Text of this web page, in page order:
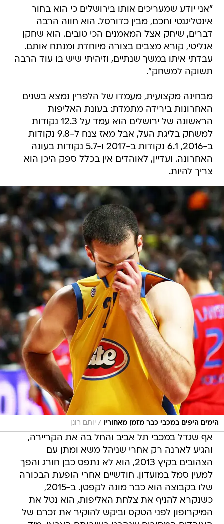
"אני יודע שמעריכים אותו בירושלים כי הוא בחור
אינטליגנטי וחכם, מבין כדורסל. הוא חווה הרבה
דברים, שיחק אצל המאמנים הכי טובים. הוא שחקן
אנליטי, קורא מצבים בצורה מיוחדת ומנתח אותם.
עבדתי איתו במשך שנתיים, וזיהיתי שיש בו עוד הרבה
תשוקה למשחק".
מבחינה מקצועית, מעמדו של הלפרין נמצא בשנים
האחרונות בירידה מתמדת: בעונת האליפות
הראשונה של ירושלים הוא עמד על 12.3 נקודות
למשחק בליגת העל, אבל מאז צנח ל-9.8 נקודות
ב-2016, 6.1 נקודות ב-2017 ו-5.7 נקודות בעונה
האחרונה. ועדיין, לאוהדים אין בכלל ספק היכן הוא
צריך להיות.
הימים היפים במכבי כבר מזמן מאחוריו / יותם רונן
אף שגדל במכבי תל אביב והחל בה את הקריירה,
והגיע לארנה רק אחרי שניהל משא ומתן עם
הצהובים בקיץ 2013, הוא לא נתפס כבן חורג והפך
למעין סמל במועדון. חודשיים אחרי הופעת הבכורה
שלו בקבוצה הוא כבר מונה לקפטן. ב-2015,
כשנקרא להניף את צלחת האליפות, הוא נטל את
המיקרופון לפני הטקס וביקש להוקיר את זכרם של